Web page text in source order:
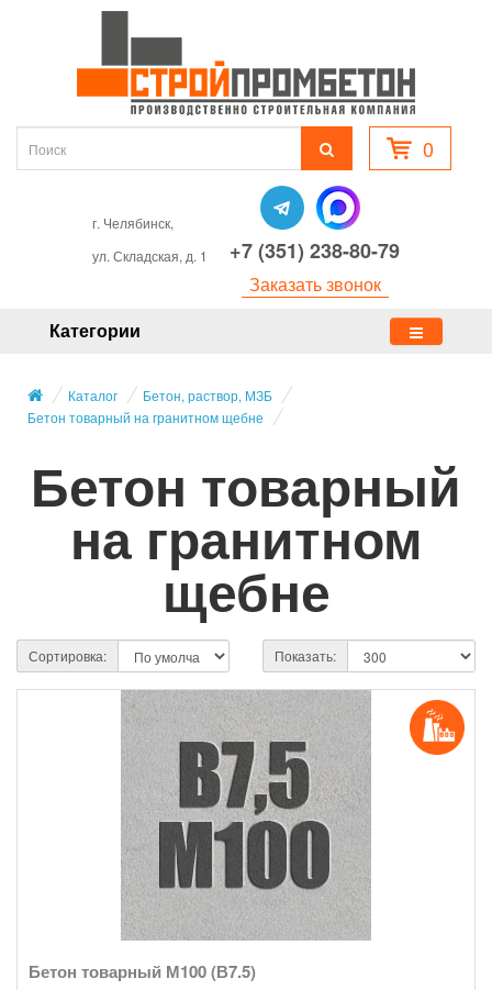
0
г. Челябинск,
ул. Складская, д. 1
+7 (351) 238-80-79
Заказать звонок
Категории
Каталог
Бетон, раствор, МЗБ
Бетон товарный на гранитном щебне
Бетон товарный
на гранитном
щебне
Сортировка: Показать:
Бетон товарный М100 (В7.5)